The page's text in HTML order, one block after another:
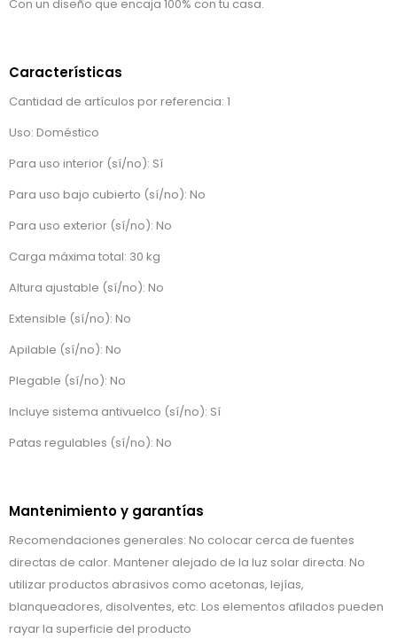
Con un diseño que encaja 100% con tu casa.
Características
Cantidad de artículos por referencia: 1
Uso: Doméstico
Para uso interior (sí/no): Sí
Para uso bajo cubierto (sí/no): No
Para uso exterior (sí/no): No
Carga máxima total: 30 kg
Altura ajustable (sí/no): No
Extensible (sí/no): No
Apilable (sí/no): No
Plegable (sí/no): No
Incluye sistema antivuelco (sí/no): Sí
Patas regulables (sí/no): No
Mantenimiento y garantías
Recomendaciones generales: No colocar cerca de fuentes
directas de calor. Mantener alejado de la luz solar directa. No
utilizar productos abrasivos como acetonas, lejías,
blanqueadores, disolventes, etc. Los elementos afilados pueden
rayar la superficie del producto